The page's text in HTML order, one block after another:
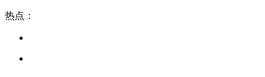
热点：